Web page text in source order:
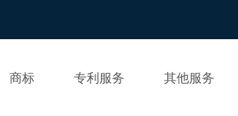
商标 专利服务 其他服务